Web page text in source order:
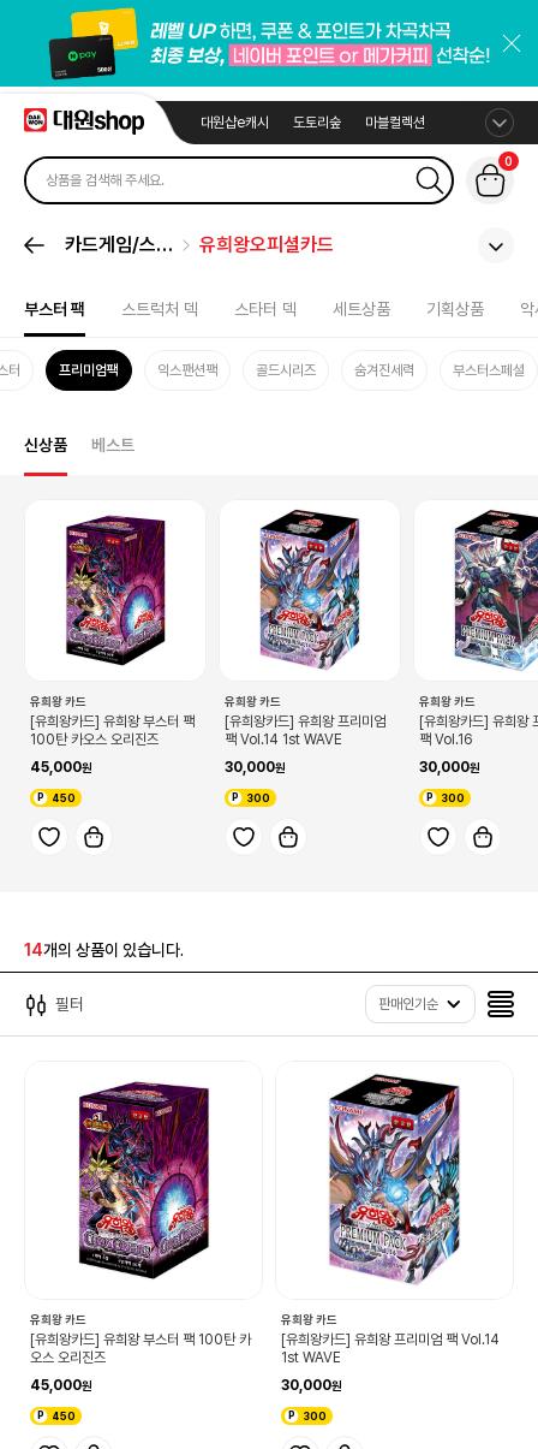
대원샵e캐시 도토리숲 마블컬렉션
0
카드게임/스포
유희왕오피셜카드
부스터 팩 스트럭처 덱 스타터 덱 세트상품 기획상품
터 프리미엄팩 익스팬션팩 골드시리즈 숨겨진세력 부스터스페셜
신상품 베스트
유희왕 카드
[유희왕카드] 유희왕 부스터 팩
100탄 카오스 오리진즈
45,000
450
유희왕 카드
[유희왕카드] 유희왕 프리미엄
팩 Vol.14 1st WAVE
30,000
300
유희왕 카드
[유희왕카드] 유희왕
팩 Vol.16
30,000
300
14개의 상품이 있습니다.
필터 판매인기순
유희왕 카드
[유희왕카드] 유희왕 부스터 팩 100탄 카
오스 오리진즈
45,000
450
유희왕 카드
[유희왕카드] 유희왕 프리미엄 팩 Vol.14
1st WAVE
30,000
300